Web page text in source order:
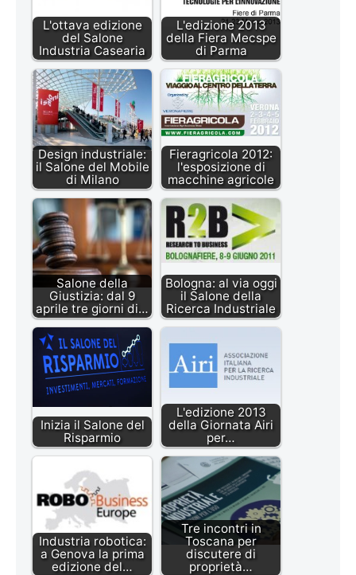
L'ottava edizione
del Salone
Industria Casearia
L'edizione 2013
della Fiera Mecspe
di Parma
Design industriale:
il Salone del Mobile
di Milano
Fieragricola 2012:
l'esposizione di
macchine agricole
Salone della
Giustizia: dal 9
aprile tre giorni di…
Bologna: al via oggi
il Salone della
Ricerca Industriale
Inizia il Salone del
Risparmio
L'edizione 2013
della Giornata Airi
per…
Industria robotica:
a Genova la prima
edizione del…
Tre incontri in
Toscana per
discutere di
proprietà…